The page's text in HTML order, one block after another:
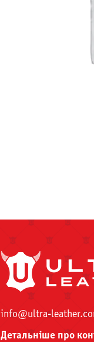
info@ultra-
Детальніше про